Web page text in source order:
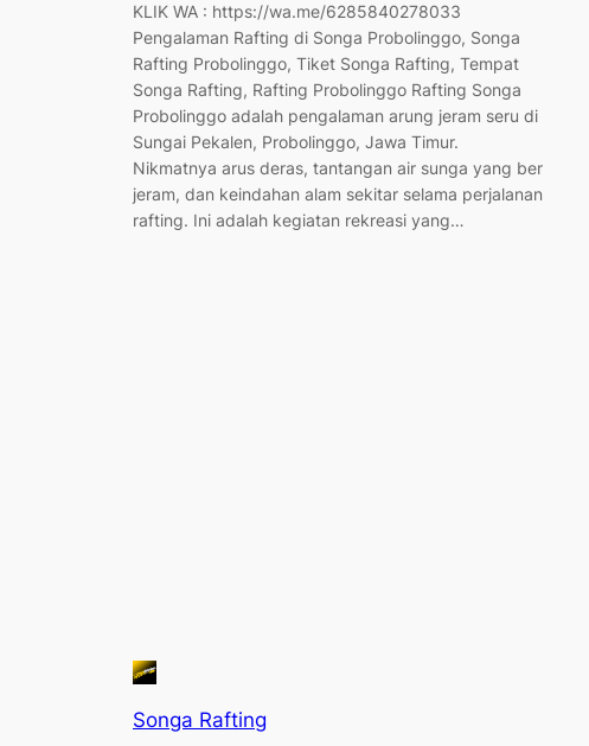
KLIK WA : https://wa.me/6285840278033
Pengalaman Rafting di Songa Probolinggo, Songa
Rafting Probolinggo, Tiket Songa Rafting, Tempat
Songa Rafting, Rafting Probolinggo Rafting Songa
Probolinggo adalah pengalaman arung jeram seru di
Sungai Pekalen, Probolinggo, Jawa Timur.
Nikmatnya arus deras, tantangan air sunga yang ber
jeram, dan keindahan alam sekitar selama perjalanan
rafting. Ini adalah kegiatan rekreasi yang…
Songa Rafting